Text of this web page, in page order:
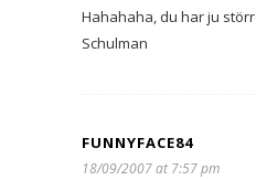
Hahahaha, du har ju
Schulman
FUNNYFACE84
18/09/2007 at 7:57 pm